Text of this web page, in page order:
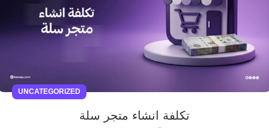
UNCATEGORIZED
تكلفة انشاء متجر سلة